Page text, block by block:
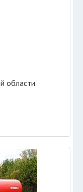
области